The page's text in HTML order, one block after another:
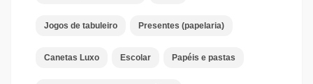
Jogos de tabuleiro Presentes (papelaria)
Canetas Luxo Escolar Papéis e pastas